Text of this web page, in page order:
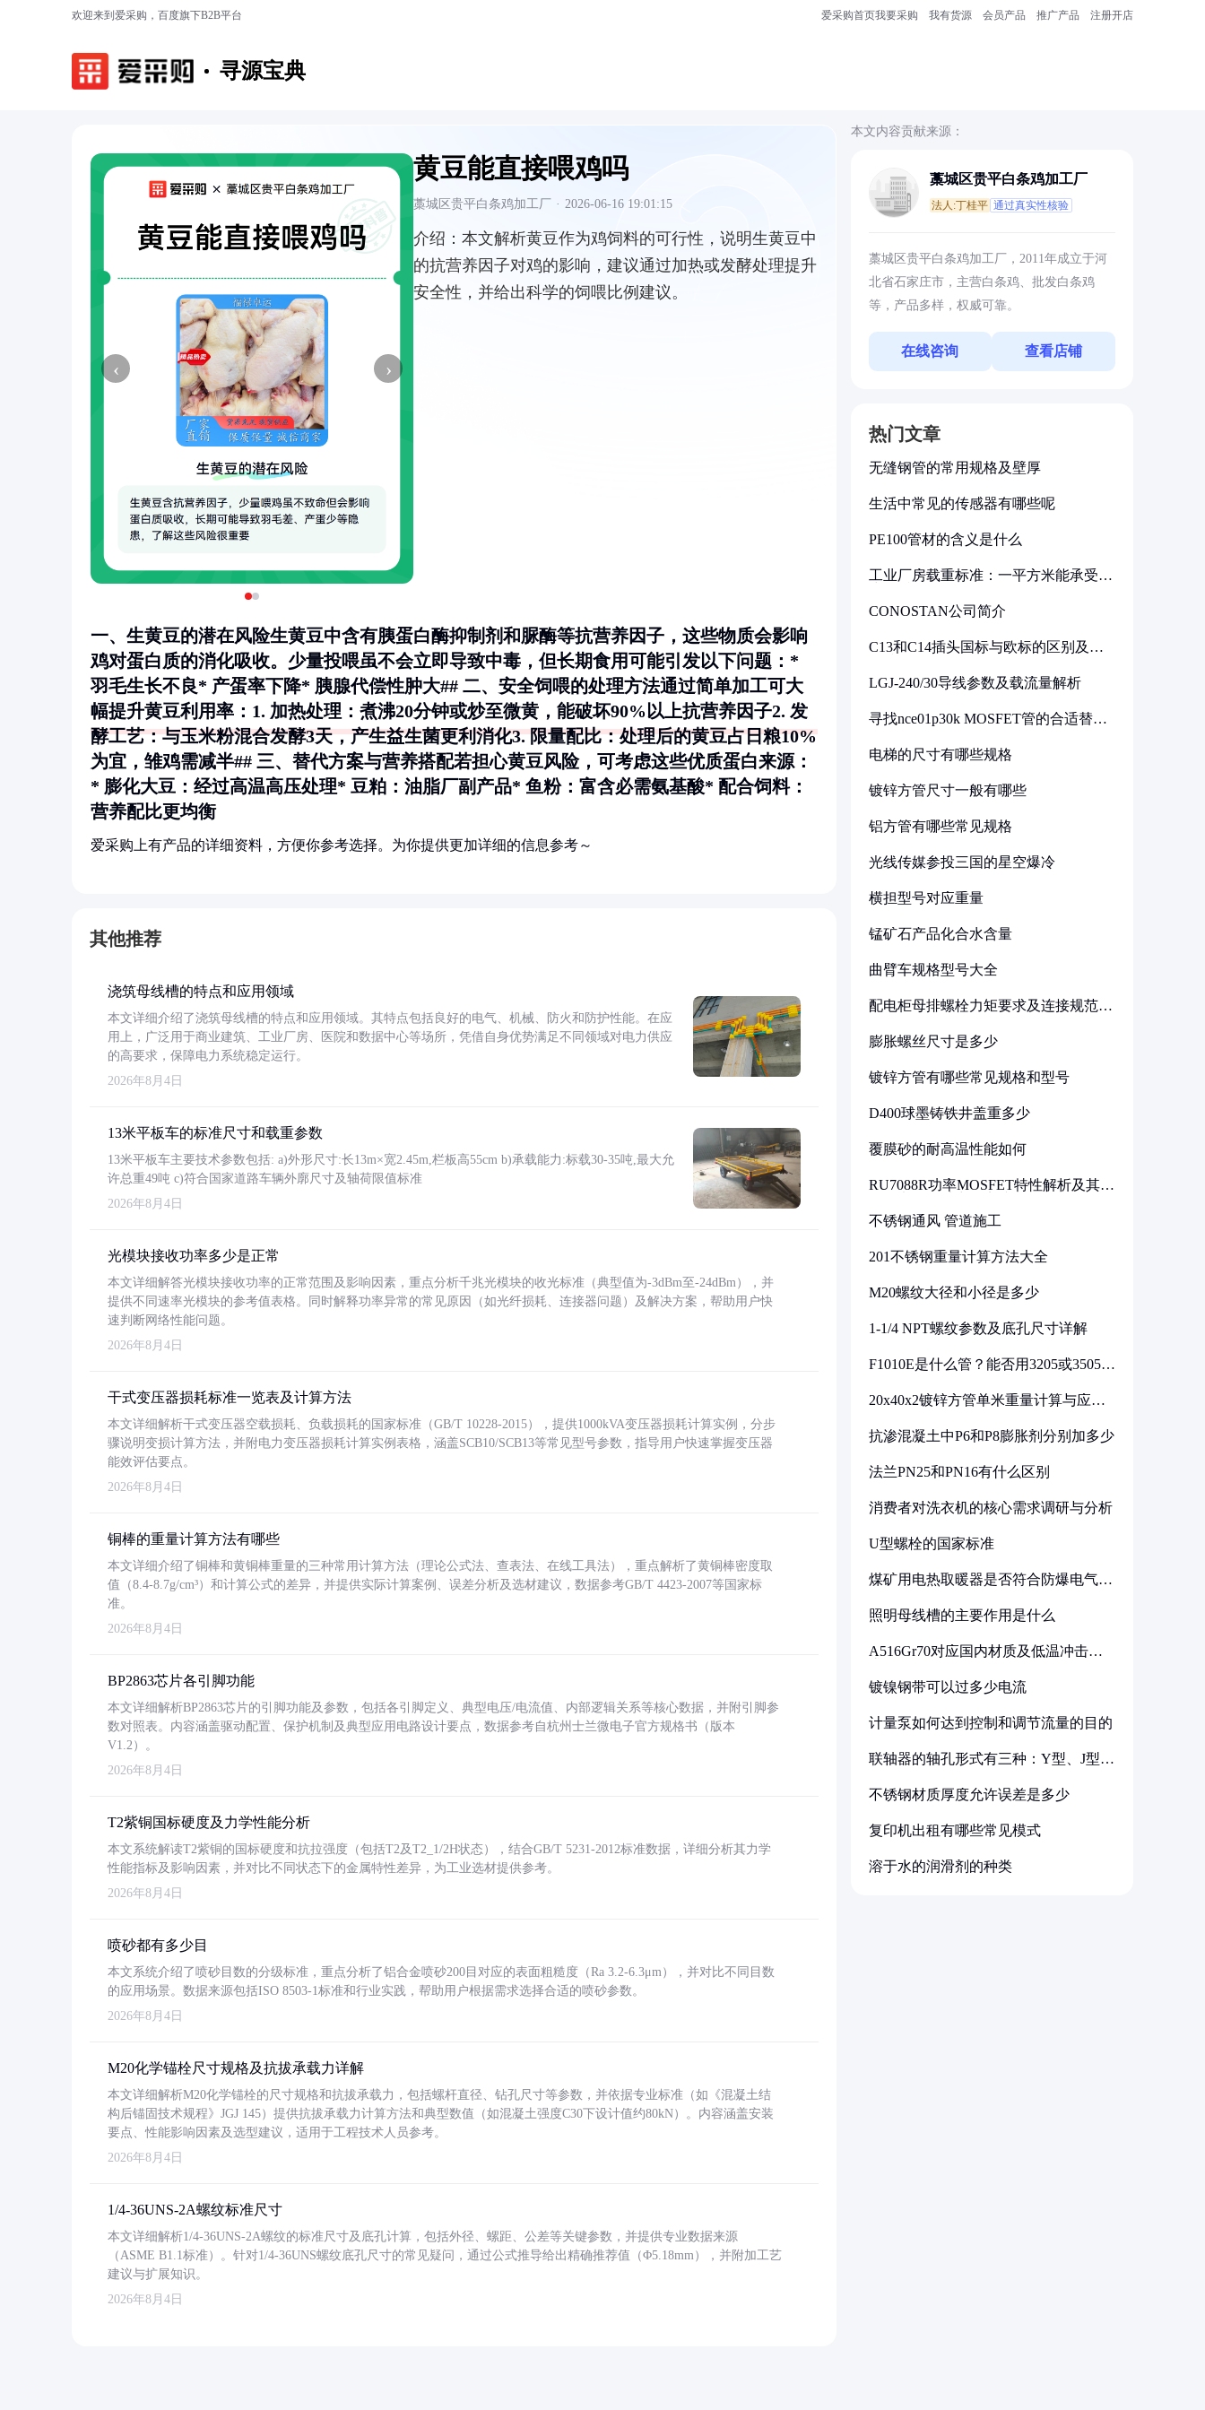
欢迎来到爱采购，百度旗下B2B平台 爱采购首页我要采购 我有货源 会员产品 推广产品 注册开店
寻源宝典
‹ ›
黄豆能直接喂鸡吗
藁城区贵平白条鸡加工厂 · 2026-06-16 19:01:15
介绍： 本文解析黄豆作为鸡饲料的可行性，说明生黄豆中
的抗营养因子对鸡的影响，建议通过加热或发酵处理提升
安全性，并给出科学的饲喂比例建议。
一、生黄豆的潜在风险生黄豆中含有胰蛋白酶抑制剂和脲酶等抗营养因子，这些物质会影响
鸡对蛋白质的消化吸收。少量投喂虽不会立即导致中毒，但长期食用可能引发以下问题：*
羽毛生长不良* 产蛋率下降* 胰腺代偿性肿大## 二、安全饲喂的处理方法通过简单加工可大
幅提升黄豆利用率：1. 加热处理 ：煮沸20分钟或炒至微黄，能破坏90%以上抗营养因子2. 发
酵工艺：与玉米粉混合发酵3天，产生益生菌更利消化3.限量配比：处理后的黄豆占日粮10%
为宜，雏鸡需减半## 三、替代方案与营养搭配若担心黄豆风险，可考虑这些优质蛋白来源：
* 膨化大豆：经过高温高压处理* 豆粕：油脂厂副产品* 鱼粉：富含必需氨基酸* 配合饲料：
营养配比更均衡
爱采购上有产品的详细资料，方便你参考选择。为你提供更加详细的信息参考～
其他推荐
浇筑母线槽的特点和应用领域
本文详细介绍了浇筑母线槽的特点和应用领域。其特点包括良好的电气、机械、防火和防护性能。在应
用上，广泛用于商业建筑、工业厂房、医院和数据中心等场所，凭借自身优势满足不同领域对电力供应
的高要求，保障电力系统稳定运行。
2026年8月4日
13米平板车的标准尺寸和载重参数
13米平板车主要技术参数包括: a)外形尺寸:长13m×宽2.45m,栏板高55cm b)承载能力:标载30-35吨,最大允
许总重49吨 c)符合国家道路车辆外廓尺寸及轴荷限值标准
2026年8月4日
光模块接收功率多少是正常
本文详细解答光模块接收功率的正常范围及影响因素，重点分析千兆光模块的收光标准（典型值为-3dBm至-24dBm），并
提供不同速率光模块的参考值表格。同时解释功率异常的常见原因（如光纤损耗、连接器问题）及解决方案，帮助用户快
速判断网络性能问题。
2026年8月4日
干式变压器损耗标准一览表及计算方法
本文详细解析干式变压器空载损耗、负载损耗的国家标准（GB/T 10228-2015），提供1000kVA变压器损耗计算实例，分步
骤说明变损计算方法，并附电力变压器损耗计算实例表格，涵盖SCB10/SCB13等常见型号参数，指导用户快速掌握变压器
能效评估要点。
2026年8月4日
铜棒的重量计算方法有哪些
本文详细介绍了铜棒和黄铜棒重量的三种常用计算方法（理论公式法、查表法、在线工具法），重点解析了黄铜棒密度取
值（8.4-8.7g/cm³）和计算公式的差异，并提供实际计算案例、误差分析及选材建议，数据参考GB/T 4423-2007等国家标
准。
2026年8月4日
BP2863芯片各引脚功能
本文详细解析BP2863芯片的引脚功能及参数，包括各引脚定义、典型电压/电流值、内部逻辑关系等核心数据，并附引脚参
数对照表。内容涵盖驱动配置、保护机制及典型应用电路设计要点，数据参考自杭州士兰微电子官方规格书（版本
V1.2）。
2026年8月4日
T2紫铜国标硬度及力学性能分析
本文系统解读T2紫铜的国标硬度和抗拉强度（包括T2及T2_1/2H状态），结合GB/T 5231-2012标准数据，详细分析其力学
性能指标及影响因素，并对比不同状态下的金属特性差异，为工业选材提供参考。
2026年8月4日
喷砂都有多少目
本文系统介绍了喷砂目数的分级标准，重点分析了铝合金喷砂200目对应的表面粗糙度（Ra 3.2-6.3μm），并对比不同目数
的应用场景。数据来源包括ISO 8503-1标准和行业实践，帮助用户根据需求选择合适的喷砂参数。
2026年8月4日
M20化学锚栓尺寸规格及抗拔承载力详解
本文详细解析M20化学锚栓的尺寸规格和抗拔承载力，包括螺杆直径、钻孔尺寸等参数，并依据专业标准（如《混凝土结
构后锚固技术规程》JGJ 145）提供抗拔承载力计算方法和典型数值（如混凝土强度C30下设计值约80kN）。内容涵盖安装
要点、性能影响因素及选型建议，适用于工程技术人员参考。
2026年8月4日
1/4-36UNS-2A螺纹标准尺寸
本文详细解析1/4-36UNS-2A螺纹的标准尺寸及底孔计算，包括外径、螺距、公差等关键参数，并提供专业数据来源
（ASME B1.1标准）。针对1/4-36UNS螺纹底孔尺寸的常见疑问，通过公式推导给出精确推荐值（Φ5.18mm），并附加工艺
建议与扩展知识。
2026年8月4日
本文内容贡献来源：
藁城区贵平白条鸡加工厂
法人:丁桂平 通过真实性核验
藁城区贵平白条鸡加工厂，2011年成立于河
北省石家庄市，主营白条鸡、批发白条鸡
等，产品多样，权威可靠。
在线咨询 查看店铺
热门文章
无缝钢管的常用规格及壁厚
生活中常见的传感器有哪些呢
PE100管材的含义是什么
工业厂房载重标准：一平方米能承受多
CONOSTAN公司简介
C13和C14插头国标与欧标的区别及其
LGJ-240/30导线参数及载流量解析
寻找nce01p30k MOSFET管的合适替代
电梯的尺寸有哪些规格
镀锌方管尺寸一般有哪些
铝方管有哪些常见规格
光线传媒参投三国的星空爆冷
横担型号对应重量
锰矿石产品化合水含量
曲臂车规格型号大全
配电柜母排螺栓力矩要求及连接规范详
膨胀螺丝尺寸是多少
镀锌方管有哪些常见规格和型号
D400球墨铸铁井盖重多少
覆膜砂的耐高温性能如何
RU7088R功率MOSFET特性解析及其在
不锈钢通风 管道施工
201不锈钢重量计算方法大全
M20螺纹大径和小径是多少
1-1/4 NPT螺纹参数及底孔尺寸详解
F1010E是什么管？能否用3205或3505代
20x40x2镀锌方管单米重量计算与应用
抗渗混凝土中P6和P8膨胀剂分别加多少
法兰PN25和PN16有什么区别
消费者对洗衣机的核心需求调研与分析
U型螺栓的国家标准
煤矿用电热取暖器是否符合防爆电气设
照明母线槽的主要作用是什么
A516Gr70对应国内材质及低温冲击要
镀镍钢带可以过多少电流
计量泵如何达到控制和调节流量的目的
联轴器的轴孔形式有三种：Y型、J型、
不锈钢材质厚度允许误差是多少
复印机出租有哪些常见模式
溶于水的润滑剂的种类